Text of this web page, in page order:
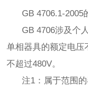
GB 4706.1-2005
GB 4706涉及个人
单相器具的额定电压
不超过480V。
注1：属于范围的